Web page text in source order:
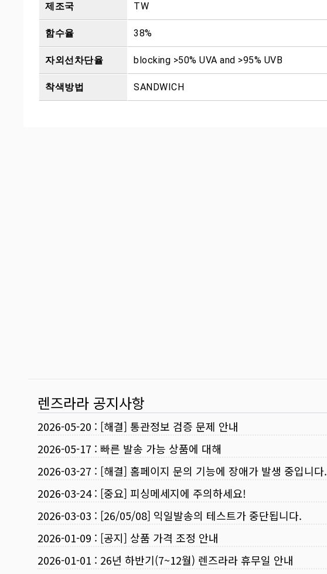
제조국 TW
함수율 38%
자외선차단율 blocking >50% UVA and >95% UVB
착색방법 SANDWICH
렌즈라라 공지사항
2026-05-20 : [해결] 통관정보 검증 문제 안내
2026-05-17 : 빠른 발송 가능 상품에 대해
2026-03-27 : [해결] 홈페이지 문의 기능에 장애가 발생 중입니다.
2026-03-24: [중요] 피싱메세지에 주의하세요!
2026-03-03 : [26/05/08] 익일발송의 테스트가 중단됩니다.
2026-01-09 : [공지] 상품 가격 조정 안내
2026-01-01 : 26년 하반기(7~12월) 렌즈라라 휴무일 안내